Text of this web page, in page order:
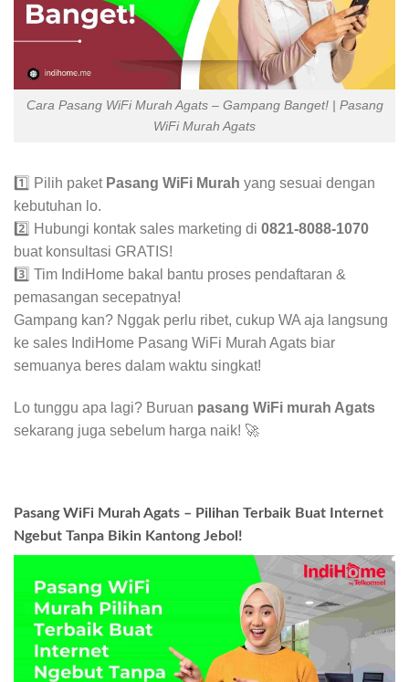
Cara Pasang WiFi Murah Agats – Gampang Banget! | Pasang
WiFi Murah Agats
1️⃣ Pilih paket Pasang WiFi Murah yang sesuai dengan
kebutuhan lo.
2️⃣ Hubungi kontak sales marketing di 0821-8088-1070
buat konsultasi GRATIS!
3️⃣ Tim IndiHome bakal bantu proses pendaftaran &
pemasangan secepatnya!
Gampang kan? Nggak perlu ribet, cukup WA aja langsung
ke sales IndiHome Pasang WiFi Murah Agats biar
semuanya beres dalam waktu singkat!
Lo tunggu apa lagi? Buruan pasang WiFi murah Agats
sekarang juga sebelum harga naik! 🚀
Pasang WiFi Murah Agats – Pilihan Terbaik Buat Internet
Ngebut Tanpa Bikin Kantong Jebol!